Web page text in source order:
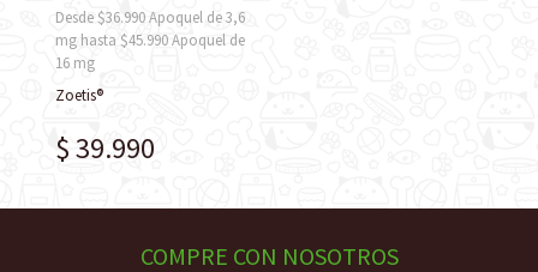
Desde $36.990 Apoquel de 3,6
mg hasta $45.990 Apoquel de
16 mg
Zoetis®
$ 39.990
COMPRE CON NOSOTROS